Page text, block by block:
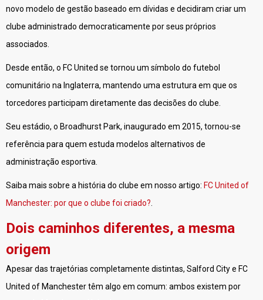
novo modelo de gestão baseado em dívidas e decidiram criar um
clube administrado democraticamente por seus próprios
associados.
Desde então, o FC United se tornou um símbolo do futebol
comunitário na Inglaterra, mantendo uma estrutura em que os
torcedores participam diretamente das decisões do clube.
Seu estádio, o Broadhurst Park, inaugurado em 2015, tornou-se
referência para quem estuda modelos alternativos de
administração esportiva.
Saiba mais sobre a história do clube em nosso artigo: FC United of
Manchester: por que o clube foi criado?
Dois caminhos diferentes, a mesma
origem
Apesar das trajetórias completamente distintas, Salford City e FC
United of Manchester têm algo em comum: ambos existem por